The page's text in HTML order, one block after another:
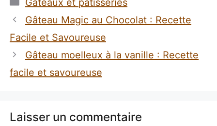
Gâteaux et pâtisseries
Gâteau Magic au Chocolat : Recette
Facile et Savoureuse
Gâteau moelleux à la vanille : Recette
facile et savoureuse
Laisser un commentaire